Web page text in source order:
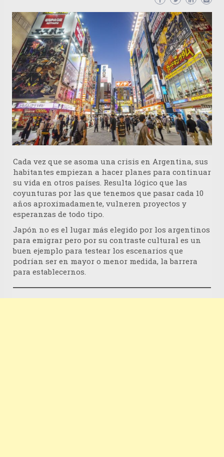
Cada vez que se asoma una crisis en Argentina, sus
habitantes empiezan a hacer planes para continuar
su vida en otros países. Resulta lógico que las
coyunturas por las que tenemos que pasar cada 10
años aproximadamente, vulneren proyectos y
esperanzas de todo tipo.
Japón no es el lugar más elegido por los argentinos
para emigrar pero por su contraste cultural es un
buen ejemplo para testear los escenarios que
podrían ser en mayor o menor medida, la barrera
para establecernos.